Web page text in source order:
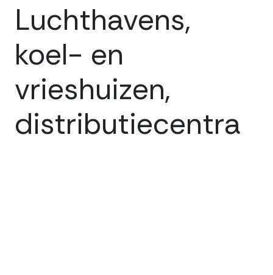
Luchthavens,
koel- en
vrieshuizen,
distributiecentra